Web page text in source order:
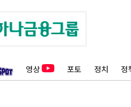
영상 포토 정치 정